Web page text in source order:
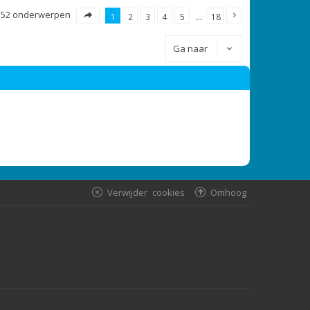
onderwerpen 1 2 3 4 5 … 18
Ga naar
Omhoog
Verwijder cookies